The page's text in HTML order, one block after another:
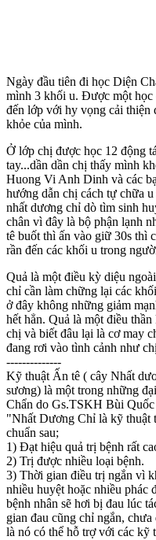
Ngày đầu tiên đi học Diện
mình 3 khối u. Được một
đến lớp với hy vọng cải thiện
khỏe của mình.
Ở lớp chị được học 12 động
tay...dần dần chị thấy mình
Huong Vi Anh Dinh và các
hướng dẫn chị cách tự chữa
nhất dương chỉ dò tìm sinh
chân vì đây là bộ phận lạnh
tê buốt thì ấn vào giữ 30s thì
rần đến các khối u trong
Quả là một điều kỳ diệu
chỉ cần làm chững lại các
ở đây không những giảm
hết hẳn. Quả là một điều
chị và biết đâu lại là cơ may
đang rơi vào tình cảnh như
--------------
Kỹ thuật Ấn tê ( cây Nhất
sương) là một trong những
Chẩn do Gs.TSKH Bùi Quốc
"Nhất Dương Chỉ là kỹ thuật
chuẩn sau;
1) Đạt hiệu quả trị bệnh rất
2) Trị được nhiều loại bệnh.
3) Thời gian điều trị ngắn vì
nhiều huyệt hoặc nhiều phác
bệnh nhân sẽ hơi bị đau lúc
gian đau cũng chỉ ngắn,
là nó có thể hỗ trợ với các kỹ